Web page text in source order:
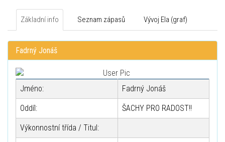
Základní info Seznam zápasů Vývoj Ela (graf)
Fadrný Jonáš
Jméno: Fadrný Jonáš
Oddíl: ŠACHY PRO RADOST!!
Výkonnostní třída / Titul: